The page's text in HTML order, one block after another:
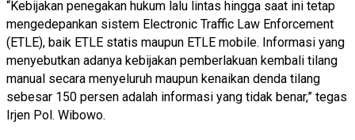
“Kebijakan penegakan hukum lalu lintas hingga saat ini tetap
mengedepankan sistem Electronic Traffic Law Enforcement
(ETLE), baik ETLE statis maupun ETLE mobile. Informasi yang
menyebutkan adanya kebijakan pemberlakuan kembali tilang
manual secara menyeluruh maupun kenaikan denda tilang
sebesar 150 persen adalah informasi yang tidak benar,” tegas
Irjen Pol. Wibowo.